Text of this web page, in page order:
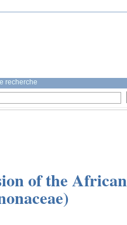
recherche
of the